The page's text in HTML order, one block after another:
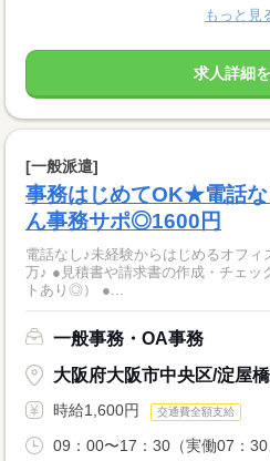
もっと見
求人詳細
[一般派遣]
事務はじめてOK★電話
ん事務サポ◎1600円
電話なし♪未経験からはじめるオフ
万♪ ●見積書や請求書の作成・チェック（専用システムにフォーマッ
トあり◎） ●...
一般事務・OA事務
大阪府大阪市中央区/淀屋橋
時給1,600円 交通費全額支給
09：00〜17：30（実働07：30